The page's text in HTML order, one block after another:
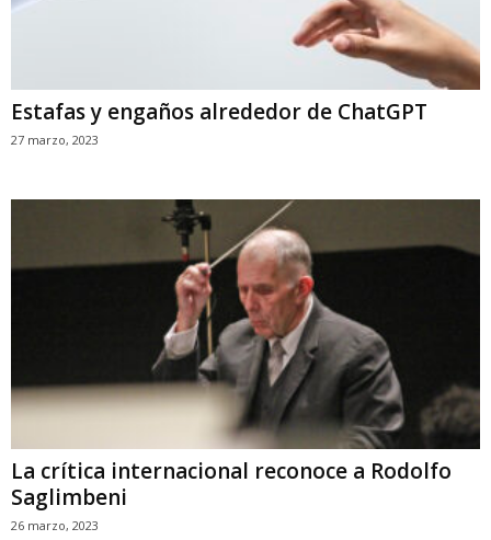
Estafas y engaños alrededor de ChatGPT
27 marzo, 2023
La crítica internacional reconoce a Rodolfo
Saglimbeni
26 marzo, 2023